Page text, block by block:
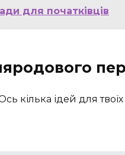
для початківців
кілька ідей для твоїх